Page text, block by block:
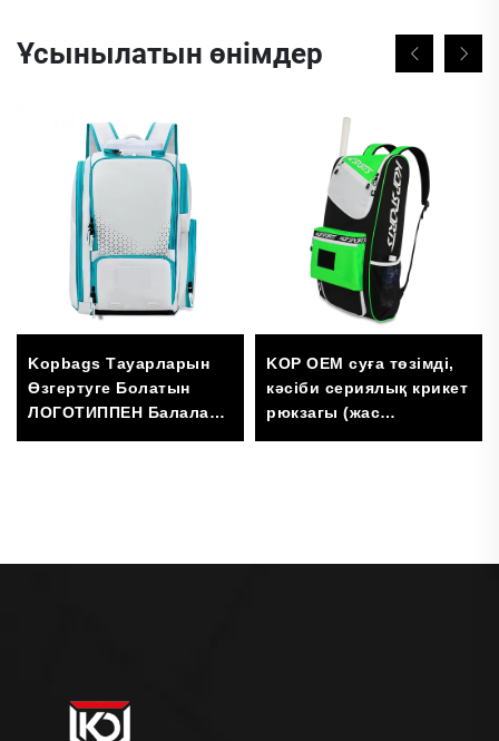
Ұсынылатын өнімдер
Kopbags Тауарларын
Өзгертуге Болатын
ЛОГОТИППЕН Балалар
Үшін Вельга Спортқа
KOP OEM суға төзімді,
кәсіби сериялық крикет
рюкзагы (жас
спортшылар үшін), аяқ